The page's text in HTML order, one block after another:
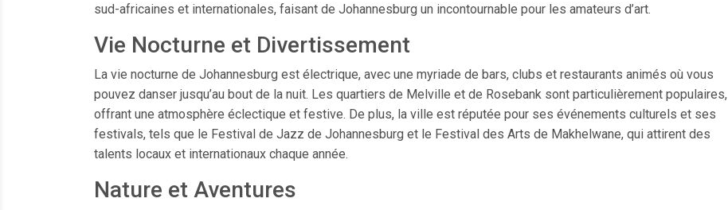
sud-africaines et internationales, faisant de Johannesburg un incontournable pour les amateurs d’art.
Vie Nocturne et Divertissement
La vie nocturne de Johannesburg est électrique, avec une myriade de bars, clubs et restaurants animés où vous
pouvez danser jusqu’au bout de la nuit. Les quartiers de Melville et de Rosebank sont particulièrement populaires,
offrant une atmosphère éclectique et festive. De plus, la ville est réputée pour ses événements culturels et ses
festivals, tels que le Festival de Jazz de Johannesburg et le Festival des Arts de Makhelwane, qui attirent des
talents locaux et internationaux chaque année.
Nature et Aventures